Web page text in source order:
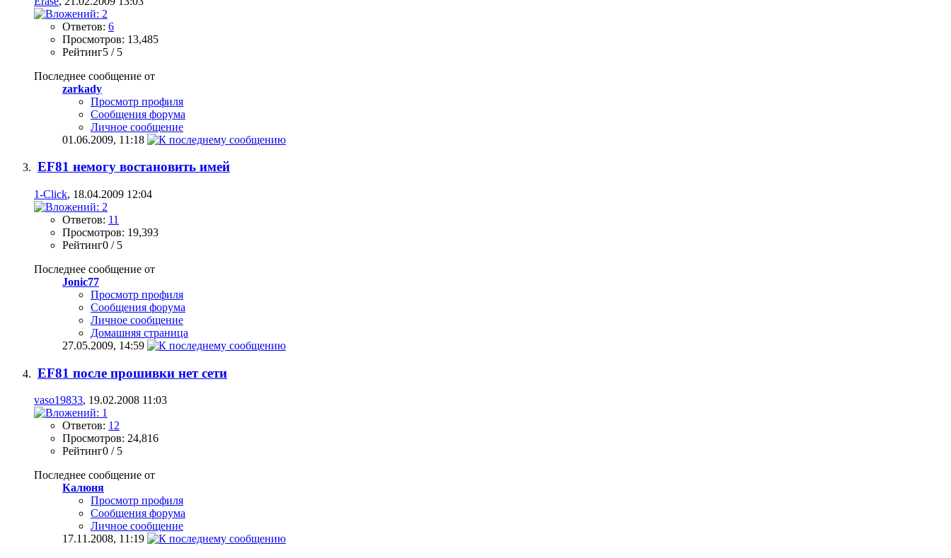
Ответов: 6
Просмотров: 13,485
Рейтинг5 / 5
Последнее сообщение от
zarkady
Просмотр профиля
Сообщения форума
Личное сообщение
01.06.2009, 11:18
EF81 немогу востановить имей
1-Click, 18.04.2009 12:04
Ответов: 11
Просмотров: 19,393
Рейтинг0 / 5
Последнее сообщение от
Jonic77
Просмотр профиля
Сообщения форума
Личное сообщение
Домашняя страница
27.05.2009, 14:59
EF81 после прошивки нет сети
vaso19833, 19.02.2008 11:03
Ответов: 12
Просмотров: 24,816
Рейтинг0 / 5
Последнее сообщение от
Калюня
Просмотр профиля
Сообщения форума
Личное сообщение
17.11.2008, 11:19